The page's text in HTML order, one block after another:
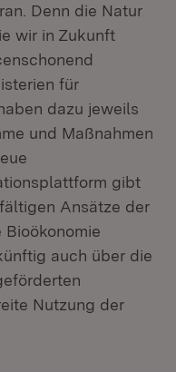
Denn die Natur
wir in Zukunft
für
dazu jeweils
und Maßnahmen
gibt
Ansätze der
auch über die
Nutzung der